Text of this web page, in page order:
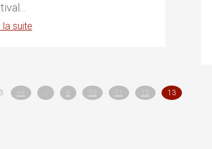
la suite
<< 9 10 12 13